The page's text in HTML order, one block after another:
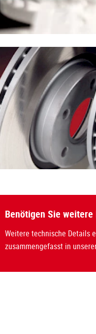
Benötigen Sie
Weitere technische Details
zusammengefasst in